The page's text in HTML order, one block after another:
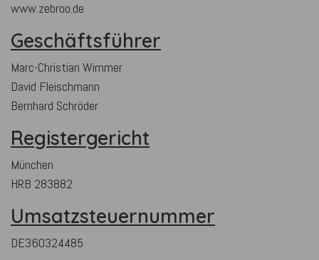
www.zebroo.de
Geschäftsführer
Marc-Christian Wimmer
David Fleischmann
Bernhard Schröder
Registergericht
München
HRB 283882
Umsatzsteuernummer
DE360324485